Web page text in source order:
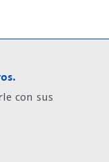
con sus